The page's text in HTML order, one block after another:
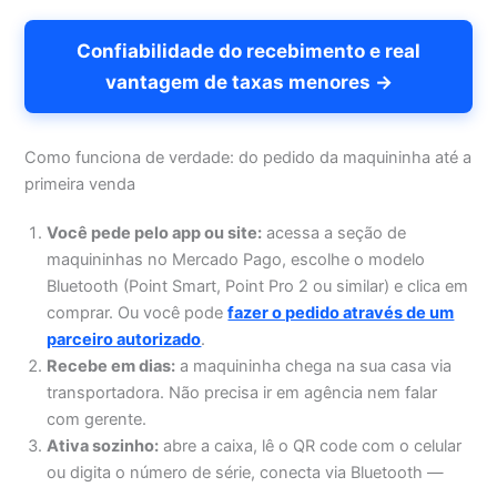
Confiabilidade do recebimento e real
vantagem de taxas menores →
Como funciona de verdade: do pedido da maquininha até a
primeira venda
Você pede pelo app ou site: acessa a seção de
maquininhas no Mercado Pago, escolhe o modelo
Bluetooth (Point Smart, Point Pro 2 ou similar) e clica em
comprar. Ou você podefazer o pedido através de um
parceiro autorizado.
Recebe em dias: a maquininha chega na sua casa via
transportadora. Não precisa ir em agência nem falar
com gerente.
Ativa sozinho: abre a caixa, lê o QR code com o celular
ou digita o número de série, conecta via Bluetooth —